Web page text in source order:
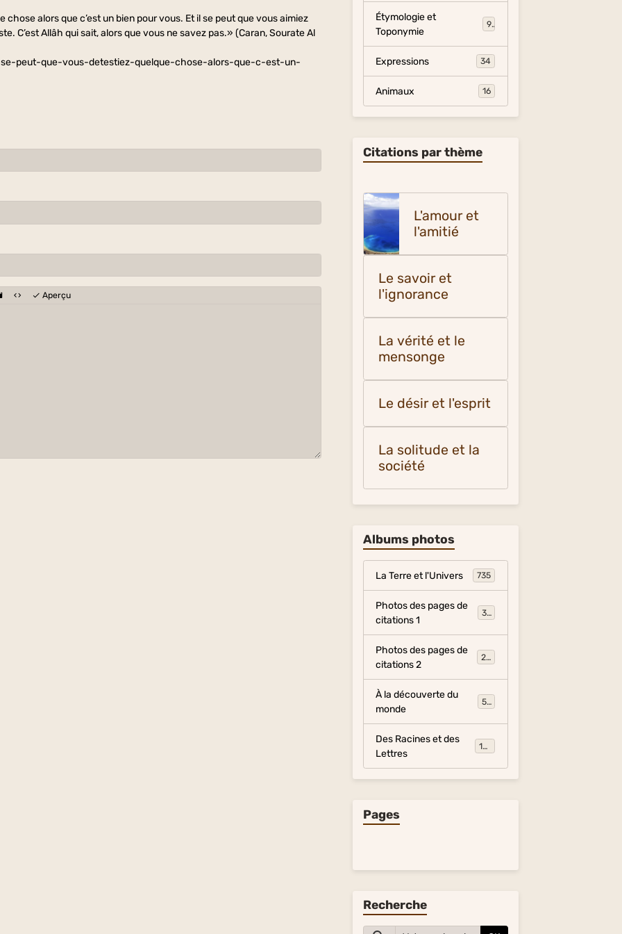
alors que c’est un bien pour vous. Et il se peut que vous aimiez
C’est Allâh qui sait, alors que vous ne savez pas.» (Caran, Sourate Al
peut-que-vous-detestiez-quelque-chose-alors-que-c-est-un-
Aperçu
Étymologie et
Toponymie
9
Expressions 34
Animaux 16
Citations par thème
L'amour et
l'amitié
Le savoir et
l'ignorance
La vérité et le
mensonge
Le désir et l'esprit
La solitude et la
société
Albums photos
La Terre et l'Univers 735
Photos des pages de
citations 1
317
Photos des pages de
citations 2
281
À la découverte du
monde
54
Des Racines et des
Lettres
134
Pages
Recherche